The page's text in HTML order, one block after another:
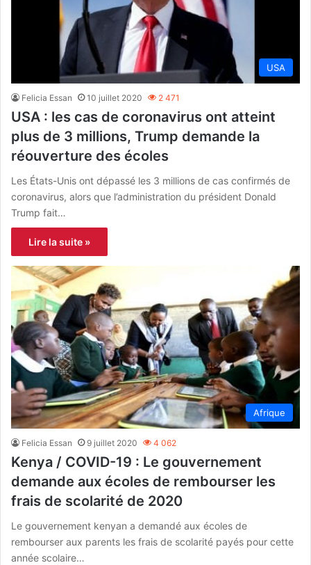
USA
Felicia Essan 10 juillet 2020 2 471
USA : les cas de coronavirus ont atteint
plus de 3 millions, Trump demande la
réouverture des écoles
Les États-Unis ont dépassé les 3 millions de cas confirmés de
coronavirus, alors que l’administration du président Donald
Trump fait…
Lire la suite »
Afrique
Felicia Essan 9 juillet 2020 4 062
Kenya / COVID-19 : Le gouvernement
demande aux écoles de rembourser les
frais de scolarité de 2020
Le gouvernement kenyan a demandé aux écoles de
rembourser aux parents les frais de scolarité payés pour cette
année scolaire…